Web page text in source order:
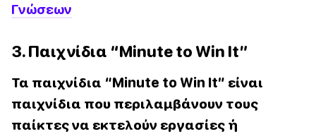
Γνώσεων
3. Παιχνίδια “Minute to Win It”
Τα παιχνίδια “Minute to Win It” είναι
παιχνίδια που περιλαμβάνουν τους
παίκτες να εκτελούν εργασίες ή